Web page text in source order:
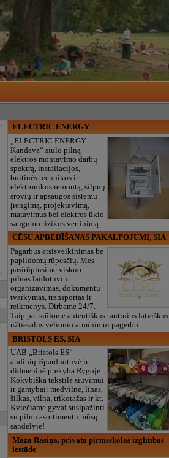
ELECTRIC ENERGY
„ELECTRIC ENERGY
Kandava“ siūlo pilną
elektros montavimo darbų
spektrą, instaliacijos,
buitinės technikos ir
elektronikos remontą, silpnų
srovių ir apsaugos sistemų
įrengimą, projektavimą,
matavimus bei elektros ūkio
saugumo rizikos vertinimą.
CĒSU APBEDĪŠANAS PAKALPOJUMI, SIA
Pagarbus atsisveikinimas be
papildomų rūpesčių. Mes
pasirūpinsime viskuo:
pilnas laidotuvių
organizavimas, dokumentų
tvarkymas, transportas ir
reikmenys. Dirbame 24/7.
Taip pat siūlome autentiškus tautinius latviškus
užtiesalus velionio atminimui pagerbti.
BRISTOLS ES, SIA
UAB „Bristols ES“ –
audinių išparduotuvė ir
didmeninė prekyba Rygoje.
Kokybiška tekstilė siuvimui
ir gamybai: medvilnė, linas,
šilkas, vilna, trikotažas ir kt.
Kviečiame gyvai susipažinti
su pilnu asortimentu mūsų
sandėlyje!
Maza Rasiņa, privātā pirmsskolas izglītības
iestāde